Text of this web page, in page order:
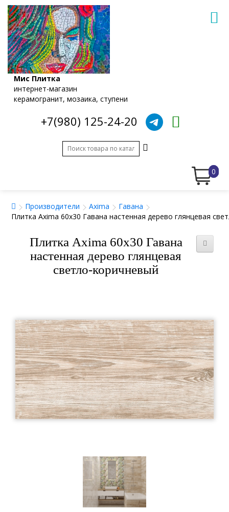
Мис Плитка
интернет-магазин
керамогранит, мозаика, ступени
+7(980) 125-24-20
0
Производители Axima
Гавана
Плитка Axima 60x30 Гавана настенная дерево глянцевая
Плитка Axima 60x30 Гавана
настенная дерево глянцевая
светло-коричневый